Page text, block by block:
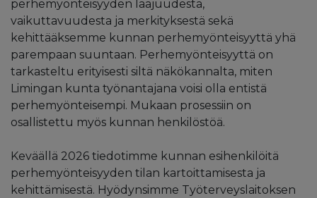
perhemyönteisyyden laajuudesta,
vaikuttavuudesta ja merkityksestä sekä
kehittääksemme kunnan perhemyönteisyyttä yhä
parempaan suuntaan. Perhemyönteisyyttä on
tarkasteltu erityisesti siltä näkökannalta, miten
Limingan kunta työnantajana voisi olla entistä
perhemyönteisempi. Mukaan prosessiin on
osallistettu myös kunnan henkilöstöä.
Keväällä 2026 tiedotimme kunnan esihenkilöitä
perhemyönteisyyden tilan kartoittamisesta ja
kehittämisestä. Hyödynsimme Työterveyslaitoksen